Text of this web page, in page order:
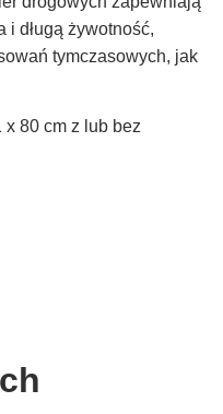
i długą żywotność,
tymczasowych, jak
x 80 cm z lub bez